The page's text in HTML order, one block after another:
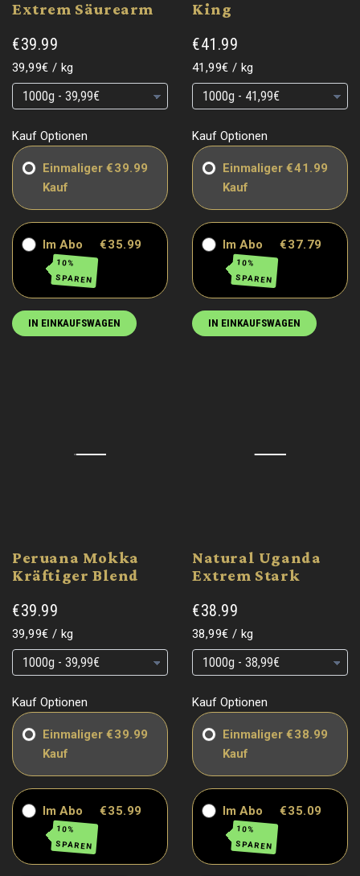
Extrem Säurearm
€39.99
Grundpreis
39,99€ / pro
kg
Grundpreis
Grundpreis
Kauf Optionen
Einmaliger
Kauf
€39.99
Im Abo
10%
SPAREN
€35.99
IN EINKAUFSWAGEN
King
€41.99
Grundpreis
41,99€ / pro
kg
Grundpreis
Grundpreis
Kauf Optionen
Einmaliger
Kauf
€41.99
Im Abo
10%
SPAREN
€37.79
IN EINKAUFSWAGEN
Peruana Mokka
Kräftiger Blend
€39.99
Grundpreis
39,99€ / pro
kg
Grundpreis
Grundpreis
Kauf Optionen
Einmaliger
Kauf
€39.99
Im Abo
10%
SPAREN
€35.99
Natural Uganda
Extrem Stark
€38.99
Grundpreis
38,99€ / pro
kg
Grundpreis
Grundpreis
Kauf Optionen
Einmaliger
Kauf
€38.99
Im Abo
10%
SPAREN
€35.09